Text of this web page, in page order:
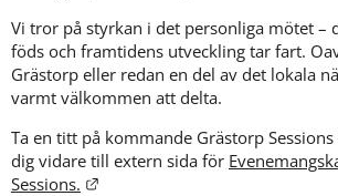
Vi tror på styrkan i det personliga mötet –
föds och framtidens utveckling tar fart.
Grästorp eller redan en del av det lokala
varmt välkommen att delta.
Ta en titt på kommande Grästorp
dig vidare till extern sida för
Sessions.
Länk till annan webbplats.